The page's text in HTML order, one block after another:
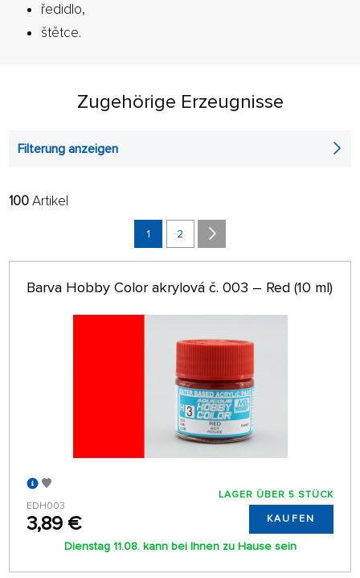
ředidlo,
štětce.
Zugehörige Erzeugnisse
Filterung anzeigen
FILTER:
ALPHABETISCH
64 AUF SEITE
100Artikel
1 2
Barva Hobby Color akrylová č. 003 – Red (10 ml)
EDH003
3,89 €
LAGER ÜBER 5 STÜCK
KAUFEN
Dienstag 11.08. kann bei Ihnen zu Hause sein